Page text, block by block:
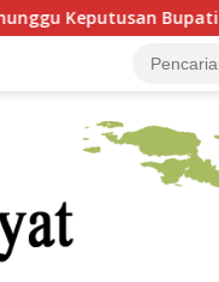
Bupati Bintuni